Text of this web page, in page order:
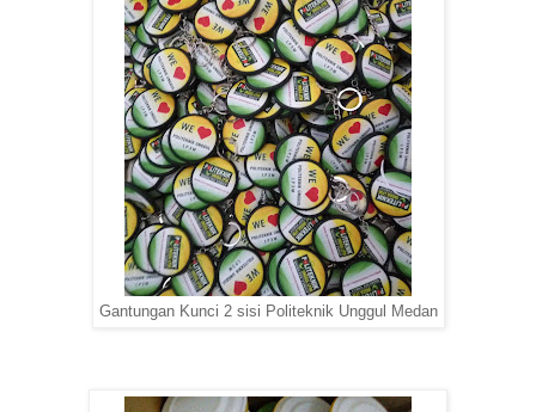
Gantungan Kunci 2 sisi Politeknik Unggul Medan